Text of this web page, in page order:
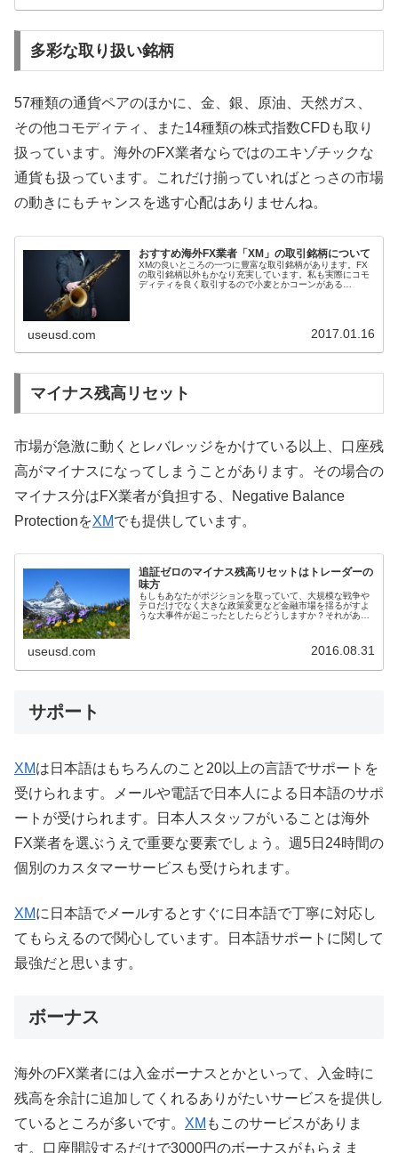
多彩な取り扱い銘柄
57種類の通貨ペアのほかに、金、銀、原油、天然ガス、
その他コモディティ、また14種類の株式指数CFDも取り
扱っています。海外のFX業者ならではのエキゾチックな
通貨も扱っています。これだけ揃っていればとっさの市場
の動きにもチャンスを逃す心配はありませんね。
おすすめ海外FX業者「XM」の取引銘柄について
XMの良いところの一つに豊富な取引銘柄があります。FX
の取引銘柄以外もかなり充実しています。私も実際にコモ
ディティを良く取引するので小麦とかコーンがある
useusd.com 2017.01.16
マイナス残高リセット
市場が急激に動くとレバレッジをかけている以上、口座残
高がマイナスになってしまうことがあります。その場合の
マイナス分はFX業者が負担する、Negative Balance
ProtectionをXMでも提供しています。
追証ゼロのマイナス残高リセットはトレーダーの
味方
もしもあなたがポジションを取っていて、大規模な戦争や
テロだけでなく大きな政策変更など金融市場を揺るがすよ
うな大事件が起こったとしたらどうしますか？それがあな
useusd.com 2016.08.31
サポート
XMは日本語はもちろんのこと20以上の言語でサポートを
受けられます。メールや電話で日本人による日本語のサポ
ートが受けられます。日本人スタッフがいることは海外
FX業者を選ぶうえで重要な要素でしょう。週5日24時間の
個別のカスタマーサービスも受けられます。
XMに日本語でメールするとすぐに日本語で丁寧に対応し
てもらえるので関心しています。日本語サポートに関して
最強だと思います。
ボーナス
海外のFX業者には入金ボーナスとかといって、入金時に
残高を余計に追加してくれるありがたいサービスを提供し
ているところが多いです。 XM もこのサービスがありま
す。口座開設するだけで3000円のボーナスがもらえま